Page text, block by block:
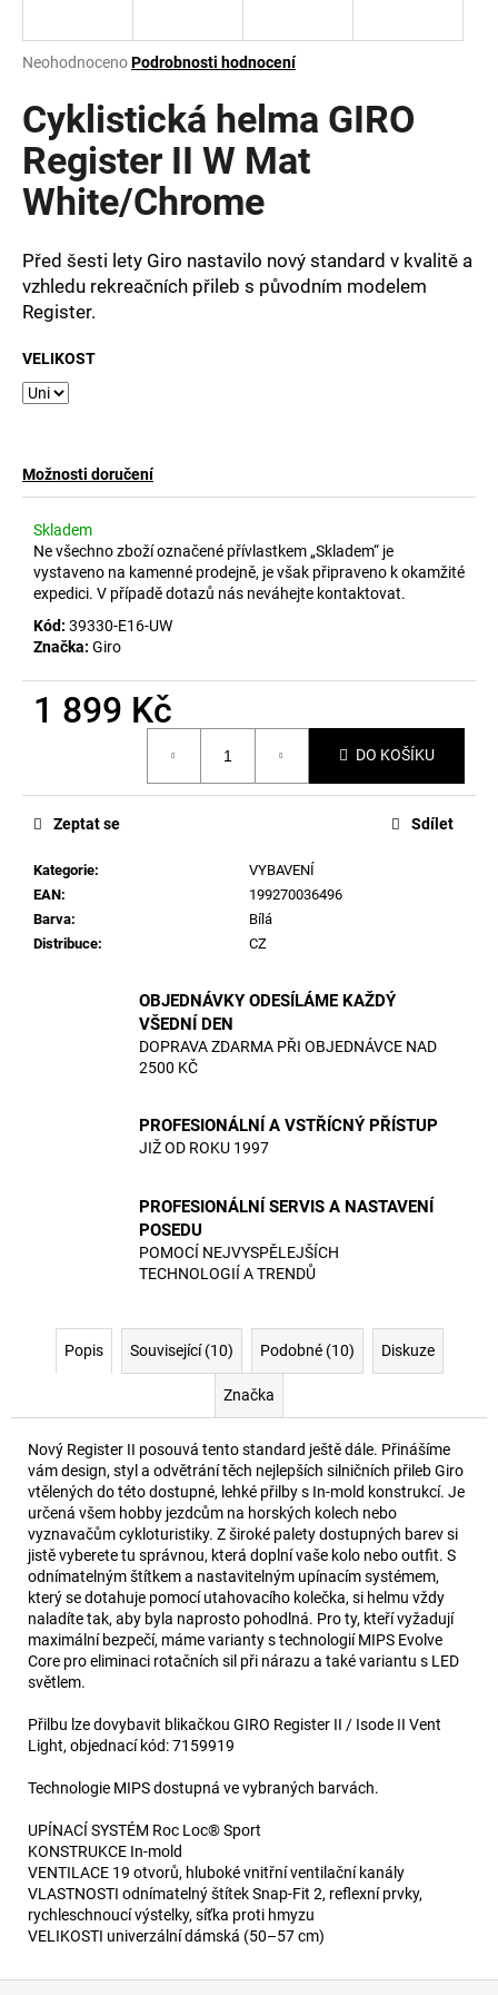
Průměrné
produktu
je
0,0
5
hvězdiček.
NeohodnocenoPodrobnosti hodnocení
Cyklistická helma GIRO
Register II W Mat
White/Chrome
Před šesti lety Giro nastavilo nový standard v kvalitě a
vzhledu rekreačních přileb s původním modelem
Register.
VELIKOST
Možnosti doručení
Skladem
Ne všechno zboží označené přívlastkem „Skladem“ je
vystaveno na kamenné prodejně, je však připraveno k okamžité
expedici. V případě dotazů nás neváhejte kontaktovat.
Kód: 39330-E16-UW
Značka: Giro
1 899 Kč
DO KOŠÍKU
Kategorie:
VYBAVENÍ
EAN:
199270036496
Barva:
Bílá
Distribuce: CZ
Zeptat se Sdílet
OBJEDNÁVKY ODESÍLÁME KAŽDÝ
VŠEDNÍ DEN
DOPRAVA ZDARMA PŘI OBJEDNÁVCE NAD
2500 KČ
PROFESIONÁLNÍ A VSTŘÍCNÝ PŘÍSTUP
JIŽ OD ROKU 1997
PROFESIONÁLNÍ SERVIS A NASTAVENÍ
POSEDU
POMOCÍ NEJVYSPĚLEJŠÍCH
TECHNOLOGIÍ A TRENDŮ
Popis Související (10) Podobné (10) Diskuze
Značka
Nový Register II posouvá tento standard ještě dále. Přinášíme
vám design, styl a odvětrání těch nejlepších silničních přileb Giro
vtělených do této dostupné, lehké přilby s In-mold konstrukcí. Je
určená všem hobby jezdcům na horských kolech nebo
vyznavačům cykloturistiky. Z široké palety dostupných barev si
jistě vyberete tu správnou, která doplní vaše kolo nebo outfit. S
odnímatelným štítkem a nastavitelným upínacím systémem,
který se dotahuje pomocí utahovacího kolečka, si helmu vždy
naladíte tak, aby byla naprosto pohodlná. Pro ty, kteří vyžadují
maximální bezpečí, máme varianty s technologií MIPS Evolve
Core pro eliminaci rotačních sil při nárazu a také variantu s LED
světlem.
Přilbu lze dovybavit blikačkou GIRO Register II / Isode II Vent
Light, objednací kód: 7159919
Technologie MIPS dostupná ve vybraných barvách.
UPÍNACÍ SYSTÉM Roc Loc® Sport
KONSTRUKCE In-mold
VENTILACE 19 otvorů, hluboké vnitřní ventilační kanály
VLASTNOSTI odnímatelný štítek Snap-Fit 2, reflexní prvky,
rychleschnoucí výstelky, síťka proti hmyzu
VELIKOSTI univerzální dámská (50–57 cm)
j
t
?
HLEDAT
D
o
p
u
č
u
e
m
e